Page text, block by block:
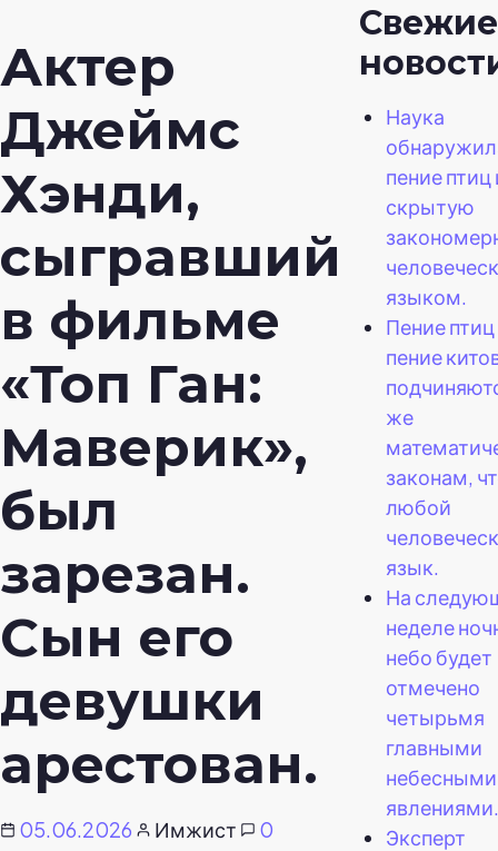
Актер
Джеймс
Хэнди,
сыгравший
в фильме
«Топ Ган:
Маверик»,
был
зарезан.
Сын его
девушки
арестован.
05.06.2026 Имжист
0
Свежие
Наука
пение
скрытую
языком.
Пение птиц
пение
же
законам,
любой
язык.
На
неделе
небо будет
отмечено
четырьмя
главными
небесными
явлениями.
Эксперт